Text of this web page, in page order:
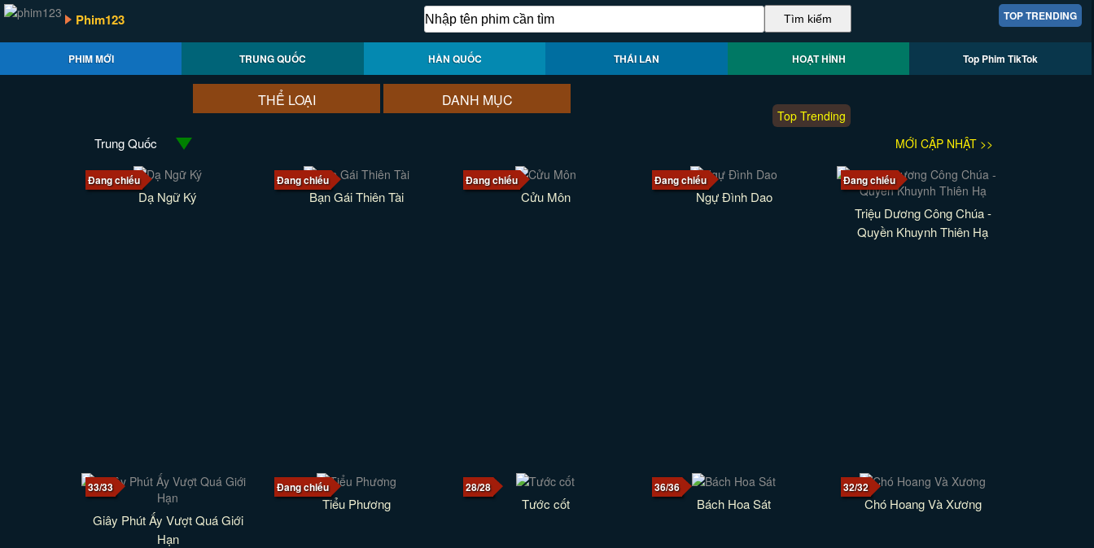
TOP TRENDING
Phim123
PHIM MỚI TRUNG QUỐC HÀN QUỐC THÁI LAN HOẠT HÌNH Top Phim TikTok
THỂ LOẠI DANH MỤC
Top Trending
Trung Quốc MỚI CẬP NHẬT >>
Đang chiếu
Dạ Ngữ Ký
Đang chiếu
Bạn Gái Thiên Tài
Đang chiếu
Cửu Môn
Đang chiếu
Ngự Đình Dao
Đang chiếu
Triệu Dương Công Chúa -
Quyền Khuynh Thiên Hạ
33/33
Giây Phút Ấy Vượt Quá Giới
Hạn
Đang chiếu
Tiểu Phương
28/28
Tước cốt
36/36
Bách Hoa Sát
32/32
Chó Hoang Và Xương